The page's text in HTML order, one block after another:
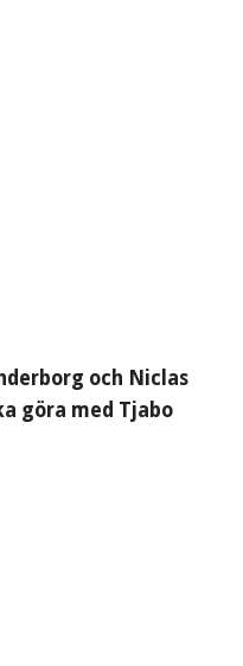
och Niclas
göra med Tjabo